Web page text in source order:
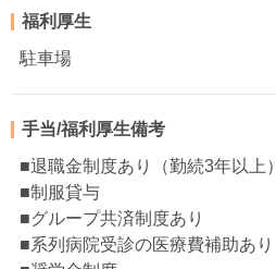
福利厚生
駐車場
手当/福利厚生備考
■退職金制度あり（勤続3年以上）
■制服貸与
■グループ共済制度あり
■系列病院受診の医療費補助あり